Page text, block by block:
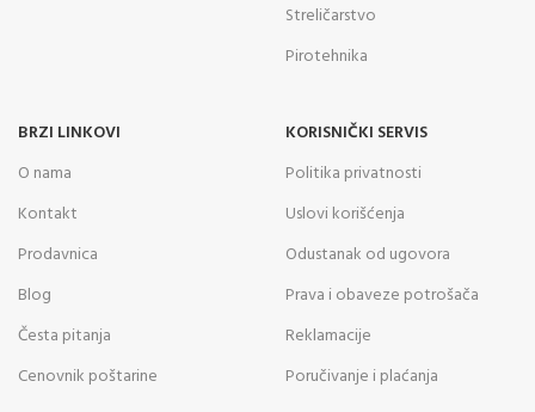
Streličarstvo
Pirotehnika
BRZI LINKOVI
O nama
Kontakt
Prodavnica
Blog
Česta pitanja
Cenovnik poštarine
KORISNIČKI SERVIS
Politika privatnosti
Uslovi korišćenja
Odustanak od ugovora
Prava i obaveze potrošača
Reklamacije
Poručivanje i plaćanja